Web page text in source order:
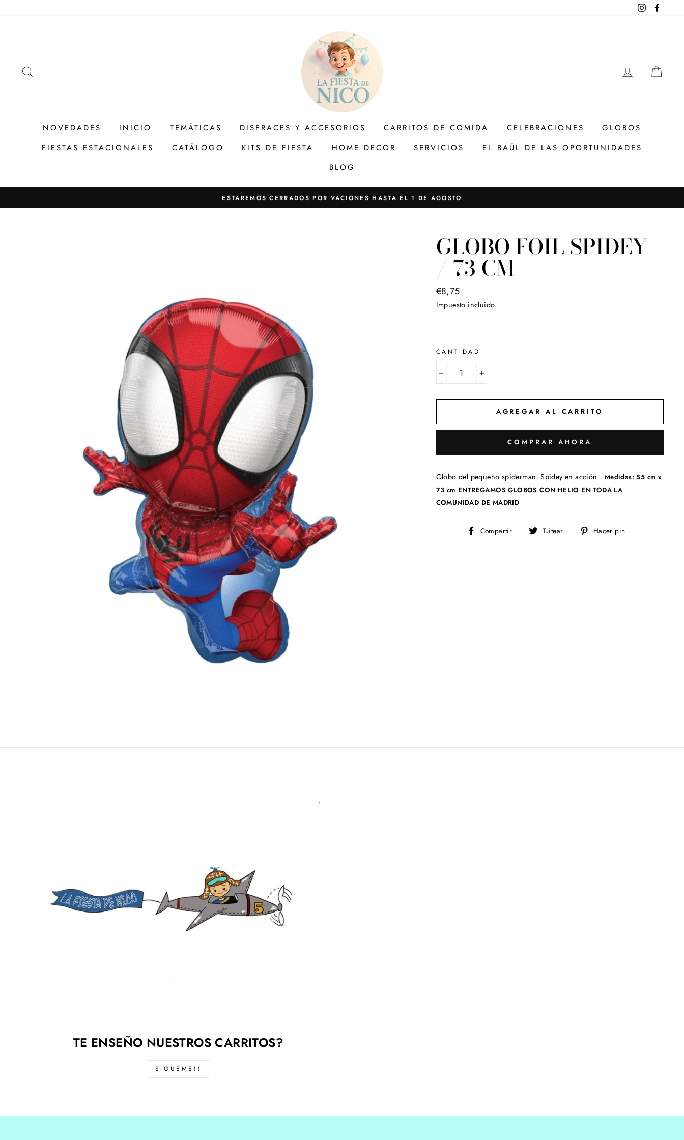
Instagram
INGRESAR
NOVEDADES INICIO TEMÁTICAS DISFRACES Y ACCESORIOS CARRITOS DE COMIDA CELEBRACIONES
GLOBOS
FIESTAS ESTACIONALES
CATÁLOGO KITS DE FIESTA HOME DECOR SERVICIOS
EL BAÚL DE LAS OPORTUNIDADES
BLOG
ESTAREMOS CERRADOS POR VACIONES HASTA EL 1 DE AGOSTO
GLOBO FOIL SPIDEY
/ 73 CM
Precio
habitual
€8,75
Impuesto incluido.
CANTIDAD
+
AGREGAR AL CARRITO
COMPRAR AHORA
Globo del pequeño spiderman. Spidey en acción . Medidas: 55 cm x
73 cm ENTREGAMOS GLOBOS CON HELIO EN TODA LA
COMUNIDAD DE MADRID
Compartir
Compartir
Tuitear
TuitearHacer pin
TE ENSEÑO NUESTROS CARRITOS?
SIGUEME!!